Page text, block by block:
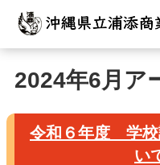
2024年6月ア
令和６年度 学校
い